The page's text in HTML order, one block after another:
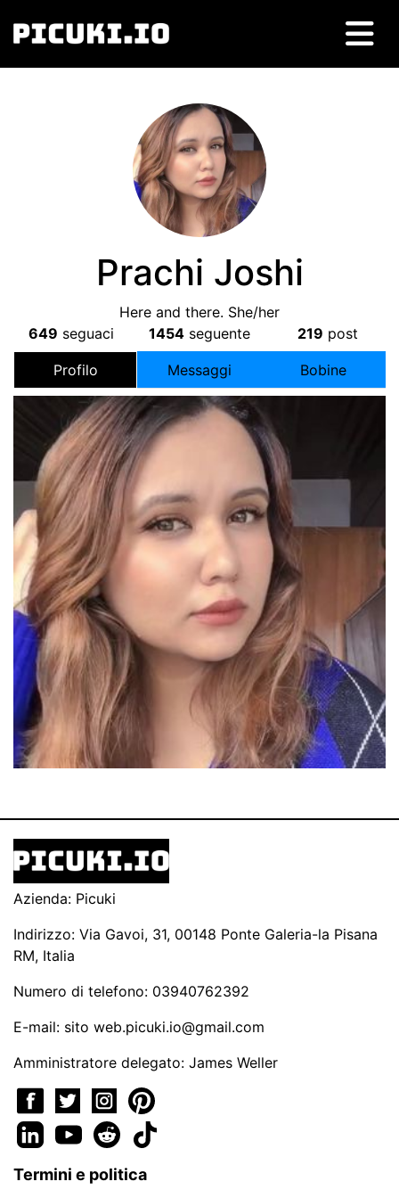
Prachi Joshi
Here and there. She/her
649 seguaci 1454 seguente 219 post
Profilo Messaggi Bobine
Azienda: Picuki
Indirizzo: Via Gavoi, 31, 00148 Ponte Galeria-la Pisana
RM, Italia
Numero di telefono: 03940762392
E-mail: sito web.picuki.io@gmail.com
Amministratore delegato: James Weller
Termini e politica